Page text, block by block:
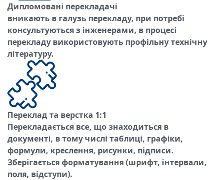
Дипломовані перекладачі
вникають в галузь перекладу, при потребі
консультуються з інженерами, в процесі
перекладу використовують профільну технічну
літературу.
Переклад та верстка 1:1
Перекладається все, що знаходиться в
документі, в тому числі таблиці, графіки,
формули, креслення, рисунки, підписи.
Зберігається форматування (шрифт, інтервали,
поля, відступи).